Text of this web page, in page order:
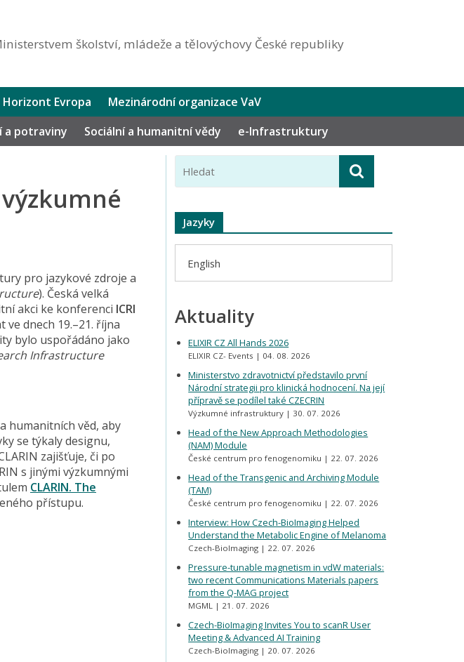
školství, mládeže a tělovýchovy České republiky
Horizont Evropa
Mezinárodní organizace VaV
a potraviny Sociální a humanitní vědy e-Infrastruktury
pro jazykové zdroje a
). Česká velká
akci ke konferenci ICRI
ve dnech 19.–21. října
bylo uspořádáno jako
Infrastructure
humanitních věd, aby
se týkaly designu,
zajišťuje, či po
s jinými výzkumnými
CLARIN. The
přístupu.
Jazyky
English
Aktuality
ELIXIR CZ All Hands 2026
ELIXIR CZ- Events 04. 08. 2026
Ministerstvo zdravotnictví představilo první
Národní strategii pro klinická hodnocení. Na její
přípravě se podílel také CZECRIN
Výzkumné infrastruktury 30. 07. 2026
Head of the New Approach Methodologies
(NAM) Module
České centrum pro fenogenomiku 22. 07. 2026
Head of the Transgenic and Archiving Module
(TAM)
České centrum pro fenogenomiku 22. 07. 2026
Interview: How Czech-BioImaging Helped
Understand the Metabolic Engine of Melanoma
Czech-BioImaging 22. 07. 2026
Pressure-tunable magnetism in vdW materials:
two recent Communications Materials papers
from the Q-MAG project
MGML 21. 07. 2026
Czech-BioImaging Invites You to scanR User
Meeting & Advanced AI Training
Czech-BioImaging 20. 07. 2026